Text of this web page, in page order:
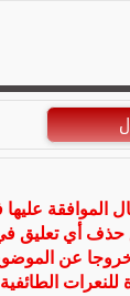
الموافقة
حذف أي
عن
الطائفية